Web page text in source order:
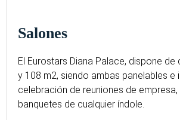
Salones
El Eurostars Diana Palace, dispone de
y 108 m2, siendo ambas panelables e
celebración de reuniones de
banquetes de cualquier índole.